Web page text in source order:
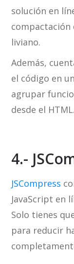
solución en
compactación
liviano.
Además,
el código en
agrupar
desde el HTML.
4.-
JSCompress
JavaScript en
Solo tienes
para reducir